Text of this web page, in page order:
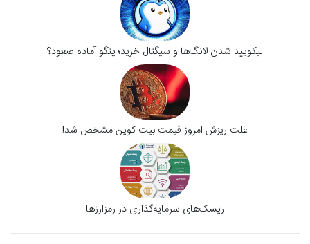
لیکویید شدن لانگ‌ها و سیگنال خرید؛ پنگو آماده صعود؟
علت ریزش امروز قیمت بیت کوین مشخص شد!
ریسک‌های سرمایه‌گذاری در رمزارز‌ها